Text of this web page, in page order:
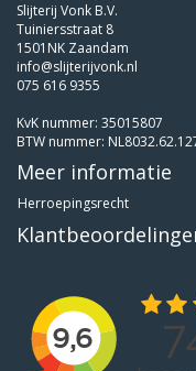
Slijterij Vonk B.V.
Tuiniersstraat 8
1501NK Zaandam
info@slijterijvonk.nl
075 616 9355
KvK nummer: 35015807
BTW nummer:
Meer informatie
Herroepingsrecht